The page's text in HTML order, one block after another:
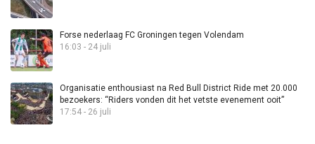
Forse nederlaag FC Groningen tegen Volendam
16:03 - 24 juli
Organisatie enthousiast na Red Bull District Ride met 20.000
bezoekers: “Riders vonden dit het vetste evenement ooit”
17:54 - 26 juli